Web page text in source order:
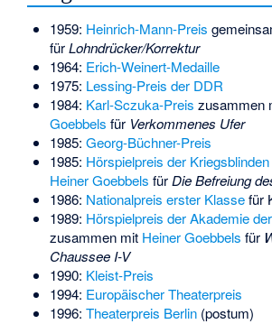
1959: Heinrich-Mann-Preis
fürLohndrücker/Korrektur
1964: Erich-Weinert-Medaille
1975: Lessing-Preis der DDR
1984: Karl-Sczuka-Preis zusammen
Goebbels für Verkommenes Ufer
1985: Georg-Büchner-Preis
1985: Hörspielpreis der Kriegsblinden
Heiner Goebbels fürDie Befreiung
1986: Nationalpreis erster Klassefür
1989: Hörspielpreis der Akademie
zusammen mit Heiner Goebbels für
Chaussee I-V
1990: Kleist-Preis
1994: Europäischer Theaterpreis
1996: Theaterpreis Berlin(postum)